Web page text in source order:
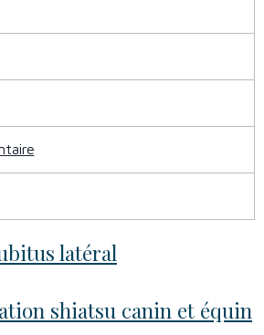
latéral
shiatsu canin et équin